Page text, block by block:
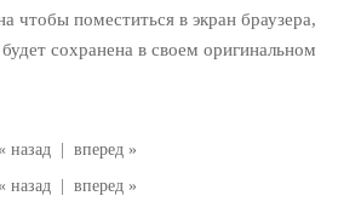
« назад
вперед »
« назад
вперед »
чтобы поместиться в экран браузера,
сохранена в своем оригинальном